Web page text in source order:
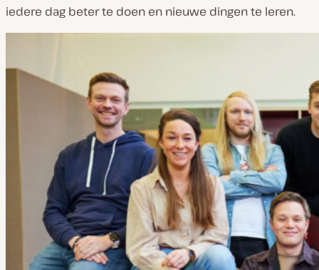
iedere dag beter te doen en nieuwe dingen te leren.